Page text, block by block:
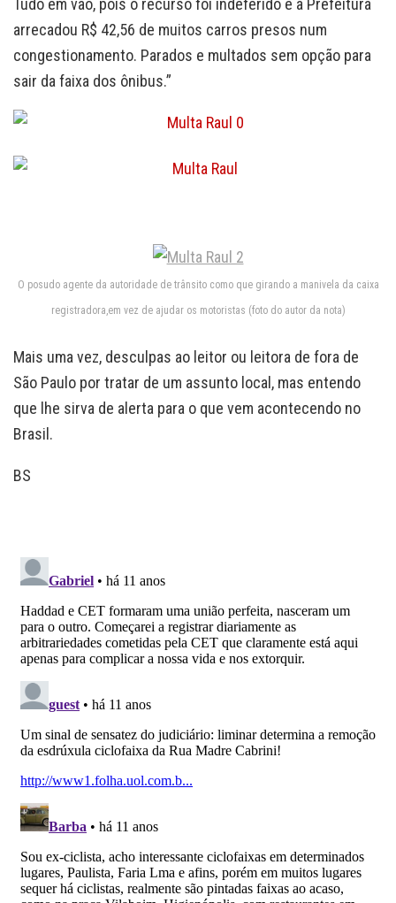
Tudo em vão, pois o recurso foi indeferido e a Prefeitura
arrecadou R$ 42,56 de muitos carros presos num
congestionamento. Parados e multados sem opção para
sair da faixa dos ônibus.”
O posudo agente da autoridade de trânsito como que girando a manivela da caixa
registradora,em vez de ajudar os motoristas (foto do autor da nota)
Mais uma vez, desculpas ao leitor ou leitora de fora de
São Paulo por tratar de um assunto local, mas entendo
que lhe sirva de alerta para o que vem acontecendo no
Brasil.
BS